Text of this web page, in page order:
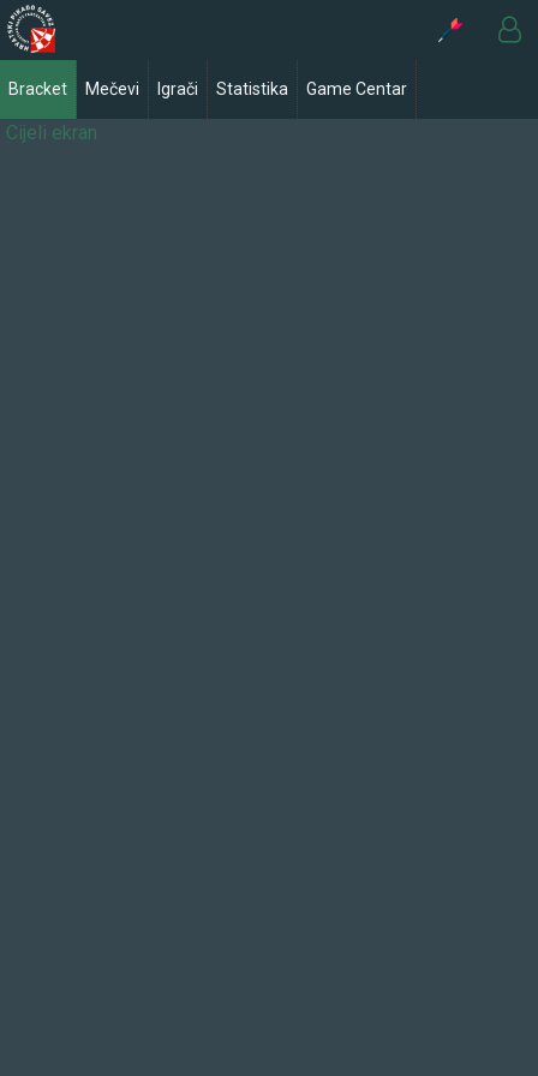
Bracket Mečevi Igrači Statistika Game Centar
Cijeli ekran